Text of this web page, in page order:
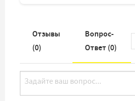
Отзывы
(0)
Вопрос-
Ответ (0)